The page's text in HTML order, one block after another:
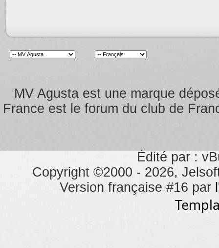
MV Agusta est une marque
France est le forum du club de
Édité par :
Copyright ©2000 - 2026,
Version française #16 par